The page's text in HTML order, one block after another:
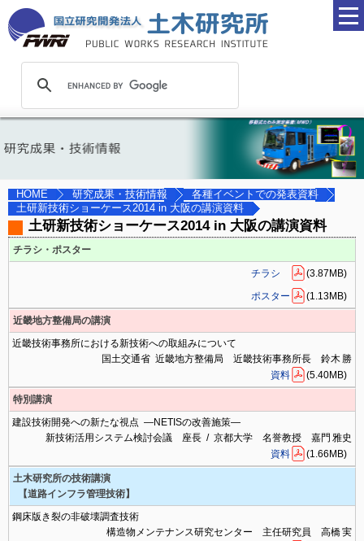
HOME 研究成果・技術情報
各種イベントでの発表資料
土研新技術ショーケース2014 in 大阪の講演資料
土研新技術ショーケース2014 in 大阪の講演資料
チラシ・ポスター
チラシ
(3.87MB)
ポスター
(1.13MB)
近畿地方整備局の講演
近畿技術事務所における新技術への取組みについて
国土交通省 近畿地方整備局 近畿技術事務所長 鈴木 勝
資料
(5.40MB)
特別講演
建設技術開発への新たな視点 ―NETISの改善施策―
新技術活用システム検討会議 座長 / 京都大学 名誉教授 嘉門 雅史
資料
(1.66MB)
土木研究所の技術講演
【道路インフラ管理技術】
鋼床版き裂の非破壊調査技術
構造物メンテナンス研究センター 主任研究員 高橋 実